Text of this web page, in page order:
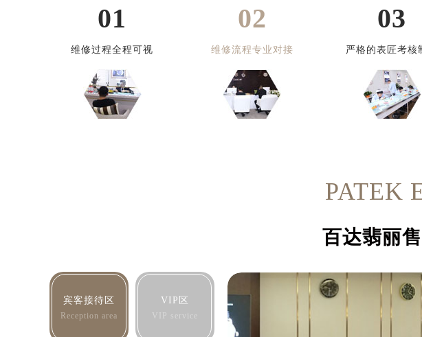
01
维修过程全程可视
02
维修流程专业对接
03
严格的表匠考核
PATEK
百达翡丽
宾客接待区
Reception area
VIP区
VIP service